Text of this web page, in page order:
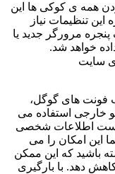
همه ی کوکی ها این
برای ذخیره این تنظیمات نیاز
مرورگر جدید یا
خواهد شد.
سایت
فونت های گوگل،
خارجی استفاده می
است اطلاعات شخصی
این امکان را می
باشید که این ممکن
دهد. با بارگیری